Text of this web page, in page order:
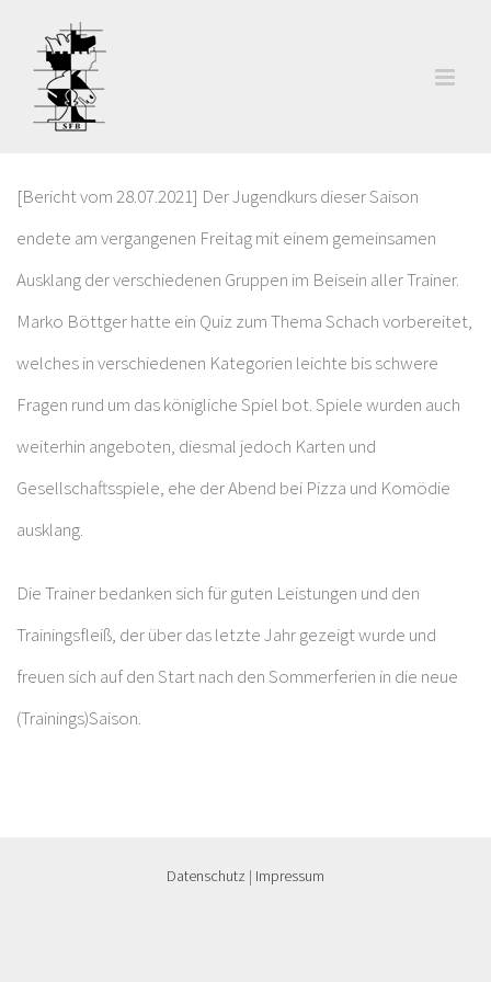
springen
[Bericht vom 28.07.2021] Der Jugendkurs dieser Saison
endete am vergangenen Freitag mit einem gemeinsamen
Ausklang der verschiedenen Gruppen im Beisein aller Trainer.
Marko Böttger hatte ein Quiz zum Thema Schach vorbereitet,
welches in verschiedenen Kategorien leichte bis schwere
Fragen rund um das königliche Spiel bot. Spiele wurden auch
weiterhin angeboten, diesmal jedoch Karten und
Gesellschaftsspiele, ehe der Abend bei Pizza und Komödie
ausklang.
Die Trainer bedanken sich für guten Leistungen und den
Trainingsfleiß, der über das letzte Jahr gezeigt wurde und
freuen sich auf den Start nach den Sommerferien in die neue
(Trainings)Saison.
Datenschutz | Impressum